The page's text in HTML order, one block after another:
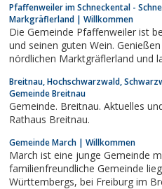
Pfaffenweiler im Schneckental -
Markgräflerland | Willkommen
Die Gemeinde Pfaffenweiler ist
und seinen guten Wein.
nördlichen Marktgräflerland und
Breitnau, Hochschwarzwald,
Gemeinde Breitnau
Gemeinde. Breitnau. Aktuelles
Rathaus Breitnau.
Gemeinde March | Willkommen
March ist eine junge Gemeinde
familienfreundliche Gemeinde
Württembergs, bei Freiburg